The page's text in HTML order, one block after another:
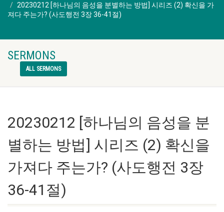
20230212 [하나님의 음성을 분별하는 방법] 시리즈 (2) 확신을 가
져다 주는가? (사도행전 3장 36-41절)
SERMONS
ALL SERMONS
20230212 [하나님의 음성을 분
별하는 방법] 시리즈 (2) 확신을
가져다 주는가? (사도행전 3장
36-41절)